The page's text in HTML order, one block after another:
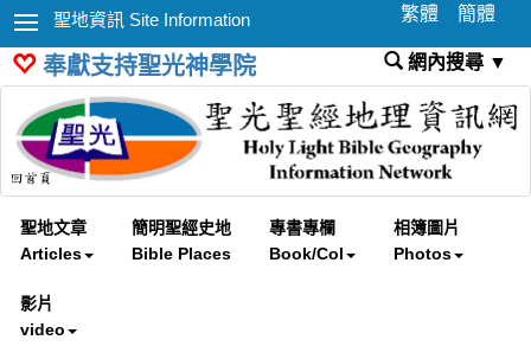
聖地資訊 Site Information 繁體 簡體
奉獻支持聖光神學院 網內搜尋 ▼
聖地文章
Articles
簡明聖經史地
Bible Places
專書專欄
Book/Col
相簿圖片
Photos
影片
video